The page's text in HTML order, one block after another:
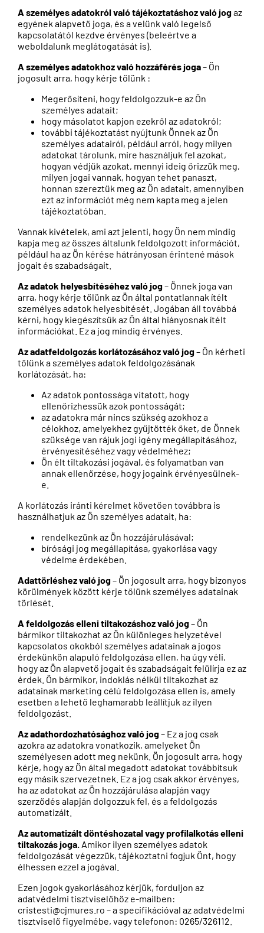
A személyes adatokról való tájékoztatáshoz való jogaz
egyének alapvető joga, és a velünk való legelső
kapcsolatától kezdve érvényes (beleértve a
weboldalunk meglátogatását is).
A személyes adatokhoz való hozzáférés joga– Ön
jogosult arra, hogy kérje tőlünk :
Megerősíteni, hogy feldolgozzuk-e az Ön
személyes adatait;
hogy másolatot kapjon ezekről az adatokról;
további tájékoztatást nyújtunk Önnek az Ön
személyes adatairól, például arról, hogy milyen
adatokat tárolunk, mire használjuk fel azokat,
hogyan védjük azokat, mennyi ideig őrizzük meg,
milyen jogai vannak, hogyan tehet panaszt,
honnan szereztük meg az Ön adatait, amennyiben
ezt az információt még nem kapta meg a jelen
tájékoztatóban.
Vannak kivételek, ami azt jelenti, hogy Ön nem mindig
kapja meg az összes általunk feldolgozott információt,
például ha az Ön kérése hátrányosan érintené mások
jogait és szabadságait.
Az adatok helyesbítéséhez való jog– Önnek joga van
arra, hogy kérje tőlünk az Ön által pontatlannak ítélt
személyes adatok helyesbítését. Jogában áll továbbá
kérni, hogy kiegészítsük az Ön által hiányosnak ítélt
információkat. Ez a jog mindig érvényes.
Az adatfeldolgozás korlátozásához való jog– Ön kérheti
tőlünk a személyes adatok feldolgozásának
korlátozását, ha:
Az adatok pontossága vitatott, hogy
ellenőrizhessük azok pontosságát;
az adatokra már nincs szükség azokhoz a
célokhoz, amelyekhez gyűjtötték őket, de Önnek
szüksége van rájuk jogi igény megállapításához,
érvényesítéséhez vagy védelméhez;
Ön élt tiltakozási jogával, és folyamatban van
annak ellenőrzése, hogy jogaink érvényesülnek-
e.
A korlátozás iránti kérelmet követően továbbra is
használhatjuk az Ön személyes adatait, ha:
rendelkezünk az Ön hozzájárulásával;
bírósági jog megállapítása, gyakorlása vagy
védelme érdekében.
Adattörléshez való jog– Ön jogosult arra, hogy bizonyos
körülmények között kérje tőlünk személyes adatainak
törlését.
A feldolgozás elleni tiltakozáshoz való jog– Ön
bármikor tiltakozhat az Ön különleges helyzetével
kapcsolatos okokból személyes adatainak a jogos
érdekünkön alapuló feldolgozása ellen, ha úgy véli,
hogy az Ön alapvető jogait és szabadságait felülírja ez az
érdek. Ön bármikor, indoklás nélkül tiltakozhat az
adatainak marketing célú feldolgozása ellen is, amely
esetben a lehető leghamarabb leállítjuk az ilyen
feldolgozást.
Az adathordozhatósághoz való jog– Ez a jog csak
azokra az adatokra vonatkozik, amelyeket Ön
személyesen adott meg nekünk. Ön jogosult arra, hogy
kérje, hogy az Ön által megadott adatokat továbbítsuk
egy másik szervezetnek. Ez a jog csak akkor érvényes,
ha az adatokat az Ön hozzájárulása alapján vagy
szerződés alapján dolgozzuk fel, és a feldolgozás
automatizált.
Az automatizált döntéshozatal vagy profilalkotás elleni
tiltakozás joga.Amikor ilyen személyes adatok
feldolgozását végezzük, tájékoztatni fogjuk Önt, hogy
élhessen ezzel a jogával.
Ezen jogok gyakorlásához kérjük, forduljon az
adatvédelmi tisztviselőhöz e-mailben:
cristesti@cjmures.ro – a specifikációval az adatvédelmi
tisztviselő figyelmébe, vagy telefonon: 0265/326112.